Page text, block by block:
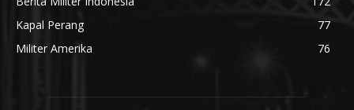
Kapal Perang
77
Militer Amerika
76